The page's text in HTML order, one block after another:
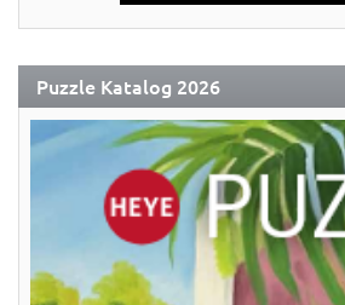
Puzzle Katalog 2026